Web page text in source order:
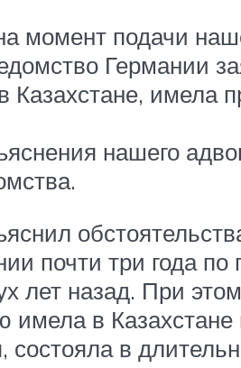
момент подачи
Германии
Казахстане, имела
нашего
почти три года
лет назад. При
в Казахстане
состояла в